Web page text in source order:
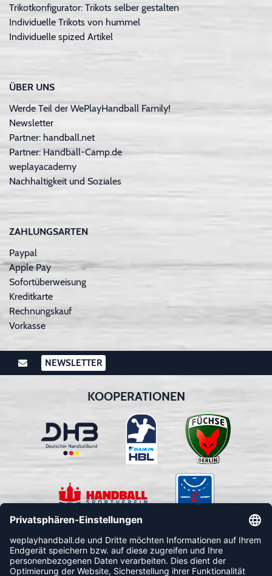
Trikotkonfigurator: Trikots selber gestalten
Individuelle Trikots von hummel
Individuelle spized Artikel
ÜBER UNS
Werde Teil der WePlayHandball Family!
Newsletter
Partner: handball.net
Partner: Handball-Camp.de
weplayacademy
Nachhaltigkeit und Soziales
ZAHLUNGSARTEN
Paypal
Apple Pay
Sofortüberweisung
Kreditkarte
Rechnungskauf
Vorkasse
NEWSLETTER
KOOPERATIONEN
FOLLOW US